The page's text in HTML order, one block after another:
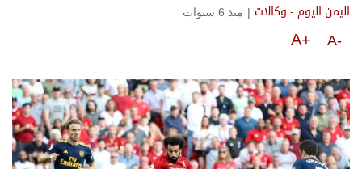
اليمن اليوم - وكالات | منذ 6 سنوات
A-
A+